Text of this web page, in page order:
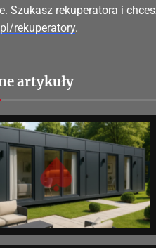
Szukasz rekuperatora i
rekuperatory.
artykuły